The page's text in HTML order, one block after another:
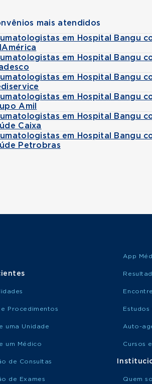
mais atendidos
em Hospital Bangu
em Hospital Bangu
em Hospital Bangu
em Hospital Bangu
Amil
em Hospital Bangu
Caixa
em Hospital Bangu
Petrobras
e Procedimentos
uma Unidade
um Médico
de Consultas
de Exames
App
Auto-
Cursos
Quem